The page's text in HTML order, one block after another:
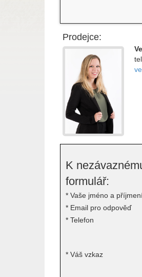
Prodejce:
K
formulář:
* Vaše jméno a
* Email pro odpověď
* Telefon
* Váš vzkaz